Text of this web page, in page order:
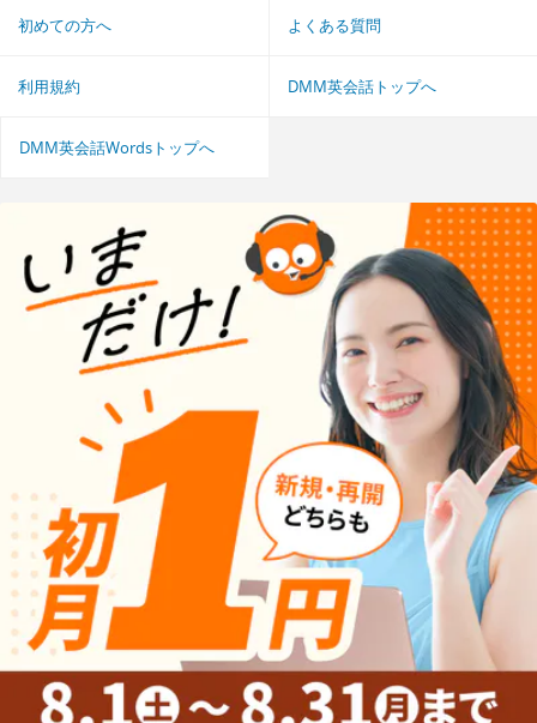
初めての方へ よくある質問
利用規約 DMM英会話トップへ
DMM英会話Wordsトップへ